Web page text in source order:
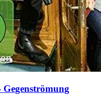
Gegenströmung